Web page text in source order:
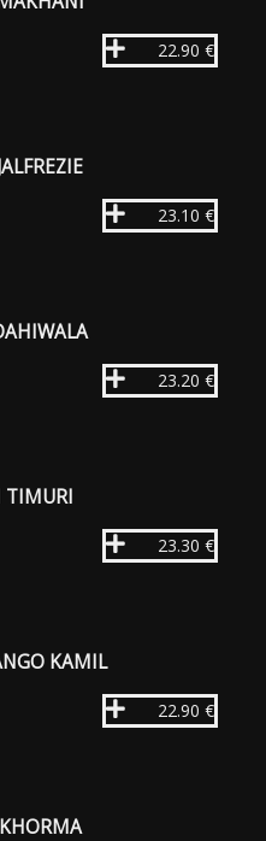
22.90 €
23.10 €
23.20 €
TIMURI
23.30 €
KAMIL
22.90 €